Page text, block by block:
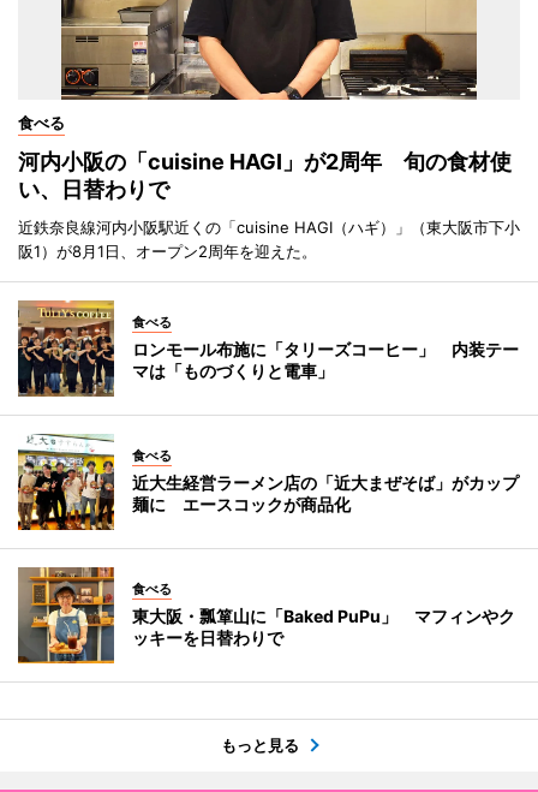
食べる
河内小阪の「cuisine HAGI」が2周年 旬の食材使
い、日替わりで
近鉄奈良線河内小阪駅近くの「cuisine HAGI（ハギ）」（東大阪市下小
阪1）が8月1日、オープン2周年を迎えた。
食べる
ロンモール布施に「タリーズコーヒー」 内装テー
マは「ものづくりと電車」
食べる
近大生経営ラーメン店の「近大まぜそば」がカップ
麺に エースコックが商品化
食べる
東大阪・瓢箪山に「Baked PuPu」 マフィンやク
ッキーを日替わりで
もっと見る